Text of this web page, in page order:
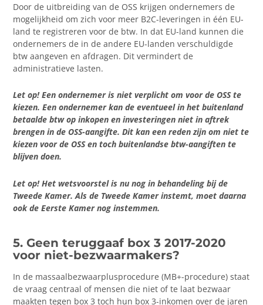
Door de uitbreiding van de OSS krijgen ondernemers de
mogelijkheid om zich voor meer B2C-leveringen in één EU-
land te registreren voor de btw. In dat EU-land kunnen die
ondernemers de in de andere EU-landen verschuldigde
btw aangeven en afdragen. Dit vermindert de
administratieve lasten.
Let op! Een ondernemer is niet verplicht om voor de OSS te
kiezen. Een ondernemer kan de eventueel in het buitenland
betaalde btw op inkopen en investeringen niet in aftrek
brengen in de OSS-aangifte. Dit kan een reden zijn om niet te
kiezen voor de OSS en toch buitenlandse btw-aangiften te
blijven doen.
Let op! Het wetsvoorstel is nu nog in behandeling bij de
Tweede Kamer. Als de Tweede Kamer instemt, moet daarna
ook de Eerste Kamer nog instemmen.
5. Geen teruggaaf box 3 2017-2020
voor niet-bezwaarmakers?
In de massaalbezwaarplusprocedure (MB+-procedure) staat
de vraag centraal of mensen die niet of te laat bezwaar
maakten tegen box 3 toch hun box 3-inkomen over de jaren